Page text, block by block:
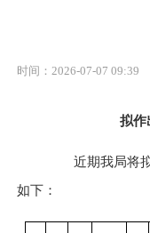
时间：2026-07-07 09:39
拟作
近期我局将
如下：